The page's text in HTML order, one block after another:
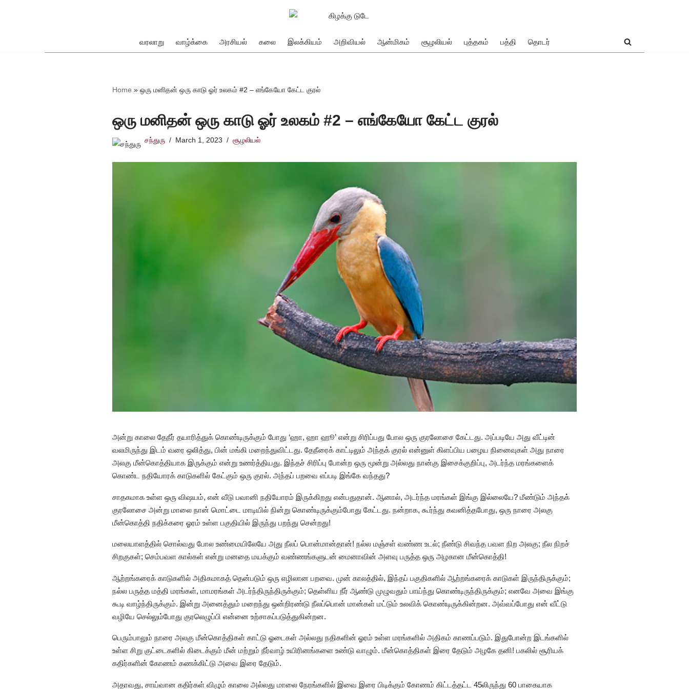
வரலாறு வாழ்க்கை அரசியல் கலை இலக்கியம் அறிவியல் ஆன்மிகம் சூழலியல் புத்தகம் பத்தி தொடர்
Home » ஒரு மனிதன் ஒரு காடு ஓர் உலகம் #2 – எங்கேயோ கேட்ட குரல்
ஒரு மனிதன் ஒரு காடு ஓர் உலகம் #2 – எங்கேயோ கேட்ட குரல்
சந்துரு March 1, 2023 சூழலியல்
அன்று காலை தேநீர் தயாரித்துக் கொண்டிருக்கும் போது ‘ஹா, ஹா ஹூ’ என்று சிரிப்பது போல ஒரு குரலோசை கேட்டது. அப்படியே அது வீட்டின்
வலமிருந்து இடம் வரை ஒலித்து, பின் மங்கி மறைந்துவிட்டது. தேநீரைக் காட்டிலும் அந்தக் குரல் என்னுள் கிளப்பிய பழைய நினைவுகள் அது நாரை
அலகு மீன்கொத்தியாக இருக்கும் என்று உணர்த்தியது. இந்தச் சிரிப்பு போன்ற ஒரு மூன்று அல்லது நான்கு இசைக்குறிப்பு, அடர்ந்த மரங்களைக்
கொண்ட நதியோரக் காடுகளில் கேட்கும் ஒரு குரல். அந்தப் பறவை எப்படி இங்கே வந்தது?
சாதகமாக உள்ள ஒரு விஷயம், என் வீடு பவானி நதியோரம் இருக்கிறது என்பதுதான். ஆனால், அடர்ந்த மரங்கள் இங்கு இல்லையே? மீண்டும் அந்தக்
குரலோசை அன்று மாலை நான் மொட்டை மாடியில் நின்று கொண்டிருக்கும்போது கேட்டது. நன்றாக, கூர்ந்து கவனித்தபோது, ஒரு நாரை அலகு
மீன்கொத்தி நதிக்கரை ஓரம் உள்ள பகுதியில் இருந்து பறந்து சென்றது!
மலையாளத்தில் சொல்வது போல உண்மையிலேயே அது நீலப் பொன்மான்தான்! நல்ல மஞ்சள் வண்ண உடல்; நீண்டு சிவந்த பவள நிற அலகு; நீல நிறச்
சிறகுகள்; செம்பவள கால்கள் என்று மனதை மயக்கும் வண்ணங்களுடன் மைனாவின் அளவு பருத்த ஒரு அழகான மீன்கொத்தி!
ஆற்றங்கரைக் காடுகளில் அதிகமாகத் தென்படும் ஒரு எழிலான பறவை. முன் காலத்தில், இந்தப் பகுதிகளில் ஆற்றங்கரைக் காடுகள் இருந்திருக்கும்;
நல்ல பருத்த மத்தி மரங்கள், மாமரங்கள் அடர்ந்திருந்திருக்கும்; தெள்ளிய நீர் ஆண்டு முழுவதும் பாய்ந்து கொண்டிருந்திருக்கும்; எனவே அவை இங்கு
கூடி வாழ்ந்திருக்கும். இன்று அனைத்தும் மறைந்து ஒன்றிரண்டு நீலப்பொன் மான்கள் மட்டும் உலவிக் கொண்டிருக்கின்றன. அவ்வப்போது என் வீட்டு
வழியே செல்லும்போது குரலெழுப்பி என்னை உற்சாகப்படுத்துகின்றன.
பெரும்பாலும் நாரை அலகு மீன்கொத்திகள் காட்டு ஓடைகள் அல்லது நதிகளின் ஓரம் உள்ள மரங்களில் அதிகம் காணப்படும். இதுபோன்ற இடங்களில்
உள்ள சிறு குட்டைகளில் கிடைக்கும் மீன் மற்றும் நீர்வாழ் உயிரினங்களை உண்டு வாழும். மீன்கொத்திகள் இரை தேடும் அழகே தனி! பகலில் சூரியக்
கதிர்களின் கோணம் கணக்கிட்டு அவை இரை தேடும்.
அதாவது, சாய்வான கதிர்கள் விழும் காலை அல்லது மாலை நேரங்களில் இவை இரை பிடிக்கும் கோணம் கிட்டத்தட்ட 45லிருந்து 60 பாகையாக